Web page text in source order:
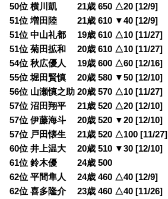
50位 横川凱 21歳 650 △20 [12/9]
51位 増田陸 21歳 610 ▼40 [12/9]
51位 中山礼都 19歳 610 △10 [11/27]
51位 菊田拡和 20歳 610 △10 [11/27]
54位 秋広優人 19歳 600 △60 [12/16]
55位 堀田賢慎 20歳 580 ▼50 [12/10]
56位 山瀬慎之助 20歳 570 △10 [11/27]
57位 沼田翔平 21歳 520 △20 [12/10]
57位 伊藤海斗 20歳 520 ▼20 [12/10]
57位 戸田懐生 21歳 520 △100 [11/27]
60位 井上温大 20歳 510 ▼30 [12/10]
61位 鈴木優 24歳 500
62位 平間隼人 24歳 460 △40 [12/9]
62位 喜多隆介 23歳 460 △40 [11/26]